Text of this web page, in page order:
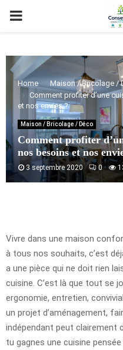
PRIMARY
Home
Maison / Bricolage /
Comment profiter d’une
et nos envies ?
Maison / Bricolage / Déco
Comment profiter
nos besoins et nos
3 septembre 2020 0
Vivre dans une maison
à tous nos souhaits, c’est
a une pièce qui ne doit rien
cuisine. C’est là que tout se
ergonomie, entretien,
un projet d’aménagement,
indépendant peut clairement
tu gagnes une cuisine